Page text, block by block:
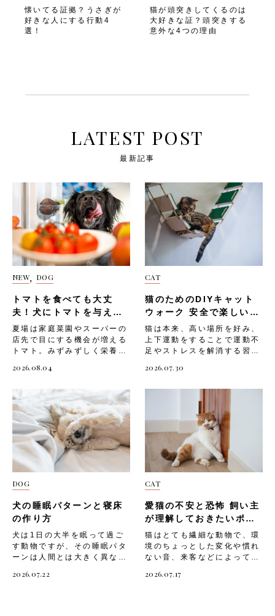
は、室内でも安全に楽しく上
下運動をさせてあげたいです
よね。以下のようなDIYキャ
クです。猫は本能的に高い場
も最適です。「棚板ステッ
を取り付け、猫が飛び移りな
このときに使用する棚板は、
猫の体重をしっかり支えられ
る、耐荷重の高いものを選ん
でください。「棚板ステッ
プ」は、以下のような手順で
設置しましょう。・壁の下地
の位置を確認し、棚受け金具
をしっかりと固定する・猫が
板を配置する・滑り止めシー
トやカーペットを棚板の上に
貼る・実際に愛猫を乗せてみ
て、ぐらつきがないか確認す
る以下は、「棚板ステップ」
の注意ポイントです。・棚板
は必ず下地のある場所にビス
ず、無理なく上り下りできる
しても大きな怪我をしないよ
う、下に厚手のマットを敷く
突っ張り棒ポール 猫が楽し
めるDIYキャットウォークと
して、「突っ張り棒ポール」
もお勧めです。天井と床の間
に突っ張り棒を設置し、爪と
ぎ素材の麻縄を巻き付けたポ
ールの光景は、SNSなどでも
よく見かけますよね。室内で
の「突っ張り棒ポール」に
は、下記のような素材をお勧
めします。・滑り止め加工の
された突っ張り棒・麻縄やジ
ュート素材のロープ・爪とぎ
機能付きのカバー「突っ張り
棒ポール」は、以下のような
手順で設置しましょう。・突
張り意識が強く、慣れ親しん
だ環境に安心感を覚える動物
なので、引っ越しや模様替え
で部屋のレイアウトが変わ
の変化」に関する注意ポイン
少しずつ行う・愛猫のお気に
ま使わせる・落ち着ける隠れ
場所を必ず確保しておく 大
きな音や苦手な音 「大きな
音や苦手な音」も、猫が恐怖
を感じやすい原因です。猫は
聴覚が非常に優れているた
め、人にとっては気にならな
い音でも猫にとっては大きな
す。「大きな音や苦手な音」
として、以下のようなものが
挙げられます。・雷や花火の
音・掃除機やドライヤーの
音・工事や車のクラクション
などの外の騒音以下は、「大
きな音や苦手な音」に関する
る前後は愛猫のそばで安心さ
るなどして音を軽減する工夫
をする・無理に抱き上げず、
隠れたい場所に隠れさせてあ
げる 来客や新しい家族 「来
客や新しい家族」も、猫にと
って不安の原因になりやすい
出来事です。知らない人やほ
かの動物のニオイ、声、気配
は、猫にとって警戒すべき対
象に映ることがあります。
「来客や新しい家族」で注意
したい場面には、以下のよう
なものがあります。・見知ら
ぬ人が家に来る・新しい猫や
犬を迎える・赤ちゃんが生ま
れる以下は、「来客や新しい
家族」に関する注意ポイント
です。・愛猫のペースで新し
関節トラブルを抱えやすくな
る・ストレスが溜まり、攻撃
的になるほか、問題行動が増
「猫の適切な運動量の目安」
を見ていきましょう。 猫の
適切な運動量の目安 猫に必
の目安を参考に、愛猫に合っ
た運動量を確保してあげまし
ょう。 子猫（〜1歳） 子猫
は体の発達とともに、旺盛な
好奇心とエネルギーを持って
います。 1日に複数回、合計
30〜60分程度の遊び時間を
設けるのが理想的です。 短
時間で全力遊びを繰り返す子
たり10〜15分を目安に遊ん
であげましょう。 子猫の遊
トがあります。・運動量が多
いので1日数回に分けて遊
ぶ・骨や関節がまだ発達段階
なので激しすぎる運動は避け
って好奇心を刺激する 成猫
（1〜7歳） 成猫は1日合計
20〜30分程度の活発な遊び
が適切とされています。 猫
は短時間に集中してエネルギ
ーを使う「バースト運動」が
得意なため、長時間遊ばせる
よりも1回5〜10分の遊びを1
です。 成猫の遊びには、以
下のようなポイントがありま
す。・狩猟本能を刺激するお
もちゃを活用する・猫が集中
できる静かな環境で遊ぶ・猫
のペースに合わせ、強制せず
に遊ぶ シニア猫（7歳〜）
低下してきますが、それでも
です。・食欲が低下する・過
度なグルーミングで皮膚トラ
ブルが起きる・トイレ以外の
猫が穏やかな毎日を送れるよ
う、リラックスできる環境づ
くりを意識しましょう。 次
猫のためのリラックス法 愛
猫には、自宅でもリラックス
してストレスなく過ごしてほ
しいですよね。 以下のよう
なリラックステクニックで、
愛猫が安心して過ごせる時間
をつくってあげましょう。
マッサージ 「マッサージ」
は、手軽にできて猫がリラッ
猫は触れられることで安心感
を覚える動物なので、「マッ
い主さんとの絆を深めるのに
も最適です。 「マッサー
ジ」は、愛猫の体を優しくな
でるように触れるだけ。 こ
無理に触らず、猫が喜ぶ場所
を中心にゆっくりと行ってく
ださい。 「マッサージ」
は、以下のような手順で行い
ましょう。・愛猫がリラック
スしているタイミングを見計
らって始める・顔まわりや首
の付け根、背中など、猫が好
愛猫の様子を見ながら、嫌が
るそぶりがあればすぐに手を
止める・気持ちよさそうにし
ていたら、優しく声をかけな
がら続ける以下は、「マッサ
ージ」の注意ポイントで
す。・無理に長時間行わず、
る・力を入れすぎず、常に優
懐いてる証拠？うさぎが
好きな人にする行動4
選！
猫が頭突きしてくるのは
大好きな証？頭突きする
意外な4つの理由
LATEST POST
最新記事
NEW, DOG
2026.08.04
トマトを食べても大丈
夫！犬にトマトを与える
際の注意を解説！
夏場は家庭菜園やスーパーの
店先で目にする機会が増える
トマト。みずみずしく栄養も
けてあげたいと感じる飼い主
ただしトマトには、犬に与え
るうえで気をつけたい部位や
分量が存在します。知識が不
十分なまま口にさせてしまう
と、体調を崩す原因になりか
ねません。 今回は、「トマ
トを与える際に気をつけたい
部位や成分」と、「愛犬へ安
全にトマトを取り入れる方
ついて解説していきます。
トマトを与える際に気をつけ
は犬にとって危険な食材では
ありませんが、与え方次第で
不調につながることがありま
す。なかでも意識しておきた
CAT
2026.07.30
猫のためのDIYキャット
ウォーク 安全で楽しい空
中遊具の作り方
猫は本来、高い場所を好み、
上下運動をすることで運動不
足やストレスを解消する習性
上下運動が不足しがちで、運
い」など、心身に悪影響を及
ぼすことも。そんな猫のため
に、部屋の壁面を利用した
DIYキャットウォークを設置
してあげましょう。 そこで
今回は、「猫にキャットウォ
ークが必要な理由」や、「猫
のためのDIYキャットウォー
注意点」についてご紹介しま
す。 猫にキャットウォーク
下運動は欠かせないものです
が、室内飼いの場合はスペー
スが限られ、十分な運動をさ
せるのが難しいですよね。だ
DOG
2026.07.22
犬の睡眠パターンと寝床
の作り方
犬は1日の大半を眠って過ご
す動物ですが、その睡眠パタ
ーンは人間とは大きく異なり
いるけれど、これは普通なの
CAT
2026.07.17
愛猫の不安と恐怖 飼い主
が理解しておきたいポイ
ント
猫はとても繊細な動物で、環
境のちょっとした変化や慣れ
ない音、来客などによって不
です。飼い主さんが気づかな